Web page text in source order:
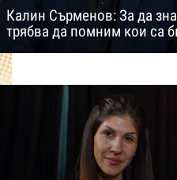
Калин Сърменов: За да
трябва да помним кои са